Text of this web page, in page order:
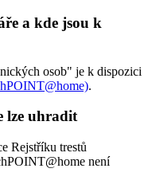
a kde jsou k
osob" je k dispozici
.
lze uhradit
Rejstříku trestů
není